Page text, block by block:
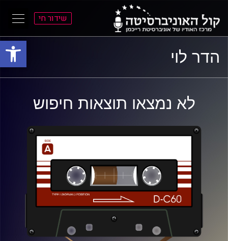
פתח
התפריט
הראשי
התוכן
הראשי
שידור חי
הדר לוי
לא נמצאו תוצאות חיפוש